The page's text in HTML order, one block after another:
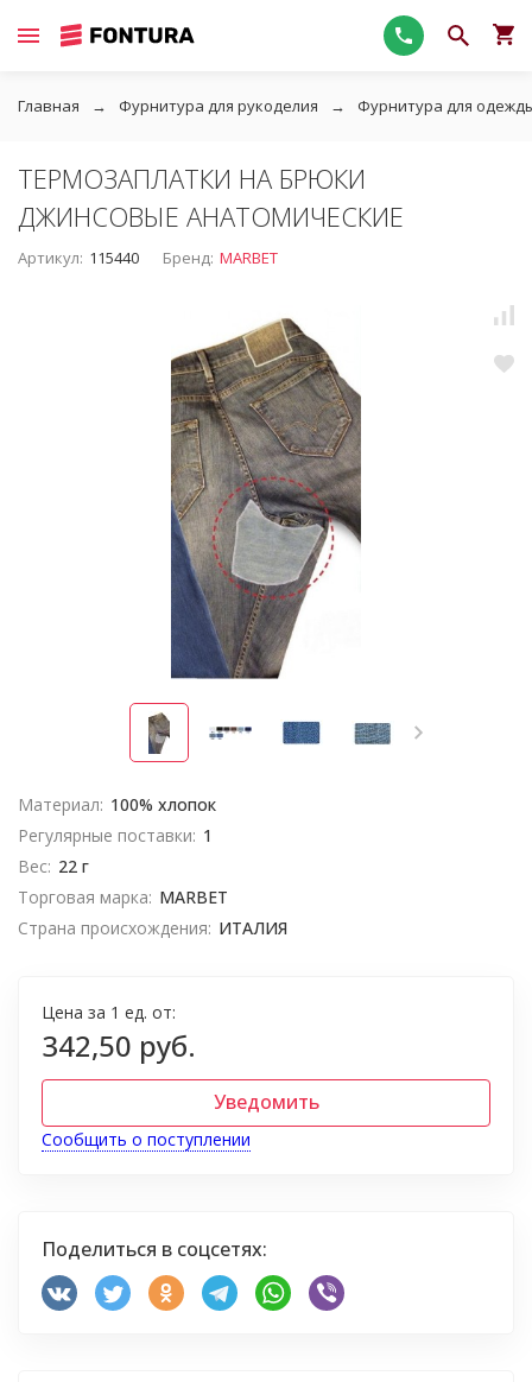
Главная Фурнитура для рукоделия Фурнитура для
ТЕРМОЗАПЛАТКИ НА БРЮКИ
ДЖИНСОВЫЕ АНАТОМИЧЕСКИЕ
Артикул: 115440 Бренд: MARBET
Материал: 100% хлопок
Регулярные поставки: 1
Вес: 22 г
Торговая марка: MARBET
Страна происхождения: ИТАЛИЯ
Цена за 1 ед. от:
342,50 руб.
Уведомить
Сообщить о поступлении
Поделиться в соцсетях: